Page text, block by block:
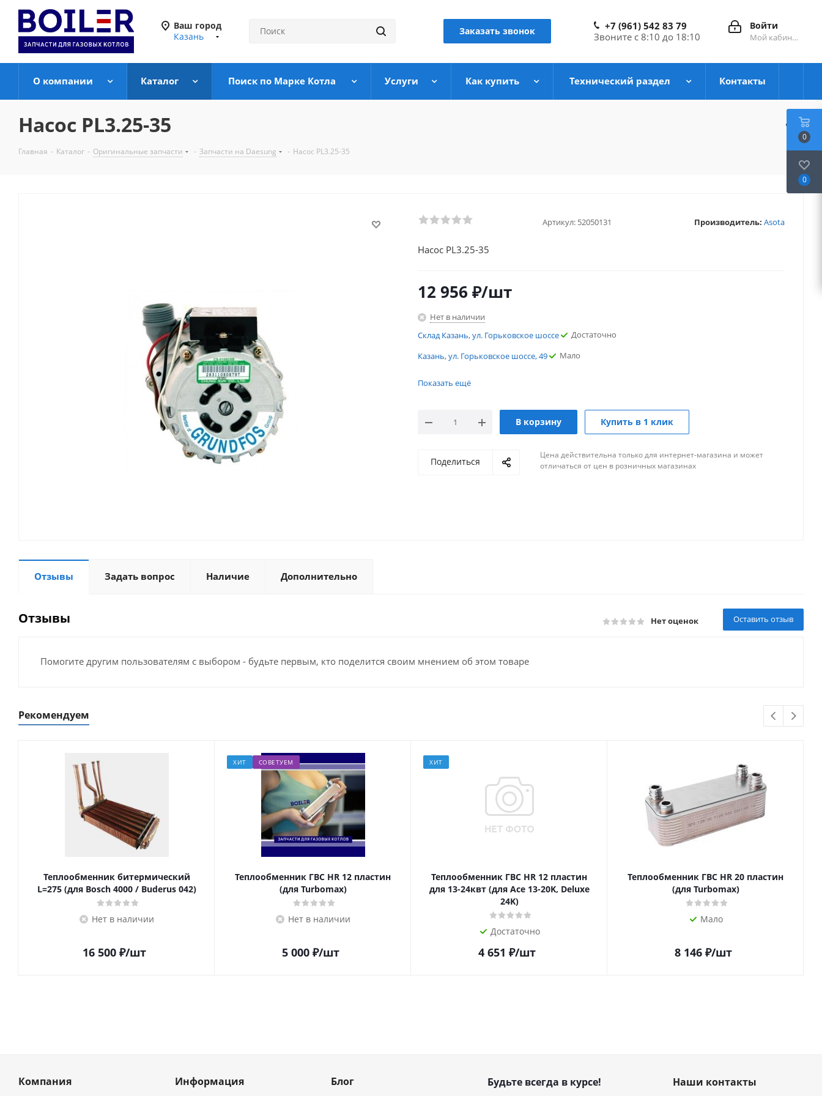
Ваш город
Казань
Заказать звонок Войти
Мой кабинет
+7 (961) 542 83 79
Звоните с 8:10 до 18:10
О компании Каталог Поиск по Марке Котла Услуги Как купить Технический раздел Контакты
Насос PL3.25-35
Главная - Каталог - Оригинальные запчасти - Запчасти на Daesung - Насос PL3.25-35
Артикул: 52050131 Производитель: Asota
Насос PL3.25-35
12 956 ₽/шт
Нет в наличии
Склад Казань, ул. Горьковское шоссе
Достаточно
Казань, ул. Горьковское шоссе, 49
Мало
Показать ещё
В корзину Купить в 1 клик
Поделиться
Цена действительна только для интернет-магазина и может
отличаться от цен в розничных магазинах
Отзывы Задать вопрос Наличие Дополнительно
Отзывы Нет оценок Оставить отзыв
Помогите другим пользователям с выбором - будьте первым, кто поделится своим мнением об этом товаре
Рекомендуем
Теплообменник битермический
L=275 (для Bosch 4000 / Buderus 042)
Нет в наличии
16 500 ₽/шт
ХИТ СОВЕТУЕМ
Теплообменник ГВС HR 12 пластин
(для Turbomax)
Нет в наличии
5 000 ₽/шт
ХИТ
Теплообменник ГВС HR 12 пластин
для 13-24квт (для Ace 13-20K, Deluxe
24K)
Достаточно
4 651 ₽/шт
Теплообменник ГВС HR 20 пластин
(для Turbomax)
Мало
8 146 ₽/шт
Компания Информация Блог Будьте всегда в курсе! Наши контакты
0
0